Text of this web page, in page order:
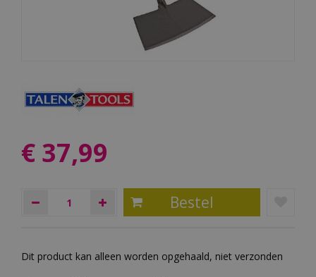
€ 37,99
Dit product kan alleen worden opgehaald, niet verzonden